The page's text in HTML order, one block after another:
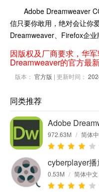
Adobe Dreamweaver
信只要你敢用，绝对会让你
Dreamweaver、Firefox企
因版权及厂商要求，华
Dreamweaver的官方最
版本： 官方版 | 更新时间：
同类推荐
Adobe
972.63M / 简体
cyberplayer
0.53M / 简体中文